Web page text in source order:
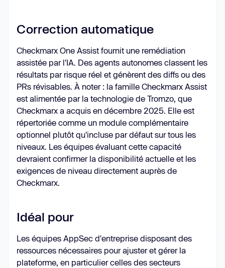
Correction automatique
Checkmarx One Assist fournit une remédiation
assistée par l'IA. Des agents autonomes classent les
résultats par risque réel et génèrent des diffs ou des
PRs révisables. À noter : la famille Checkmarx Assist
est alimentée par la technologie de Tromzo, que
Checkmarx a acquis en décembre 2025. Elle est
répertoriée comme un module complémentaire
optionnel plutôt qu'incluse par défaut sur tous les
niveaux. Les équipes évaluant cette capacité
devraient confirmer la disponibilité actuelle et les
exigences de niveau directement auprès de
Checkmarx.
Idéal pour
Les équipes AppSec d'entreprise disposant des
ressources nécessaires pour ajuster et gérer la
plateforme, en particulier celles des secteurs